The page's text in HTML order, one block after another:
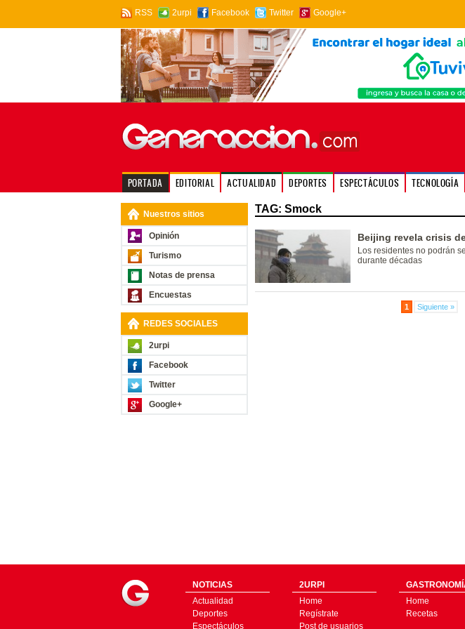
RSS 2urpi Facebook Twitter Google+
PORTADA EDITORIAL ACTUALIDAD DEPORTES ESPECTÁCULOS TECNOLOGÍA
Nuestros sitios
Opinión
Turismo
Notas de prensa
Encuestas
REDES SOCIALES
2urpi
Facebook
Twitter
Google+
TAG: Smock
Beijing revela crisis
Los residentes no podrán
durante décadas
1 Siguiente »
NOTICIAS
Actualidad
Deportes
Espectáculos
2URPI
Home
Regístrate
Post de usuarios
Home
Recetas